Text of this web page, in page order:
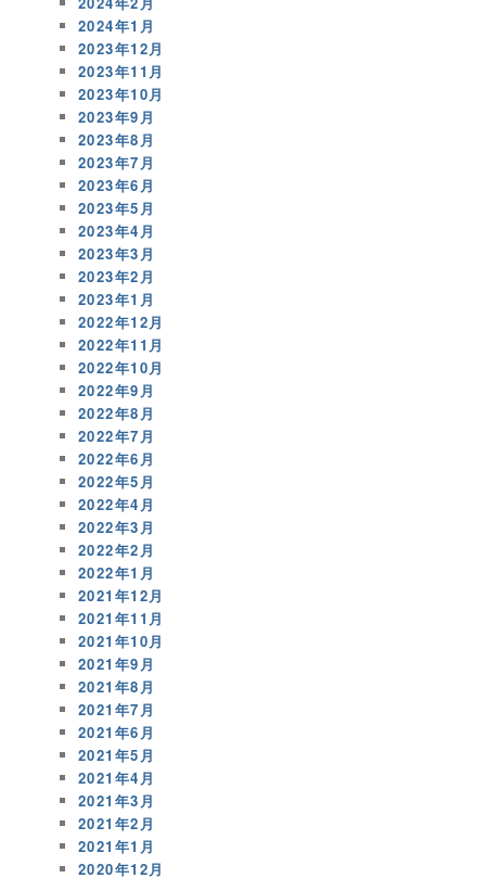
2024年1月
2023年12月
2023年11月
2023年10月
2023年9月
2023年8月
2023年7月
2023年6月
2023年5月
2023年4月
2023年3月
2023年2月
2023年1月
2022年12月
2022年11月
2022年10月
2022年9月
2022年8月
2022年7月
2022年6月
2022年5月
2022年4月
2022年3月
2022年2月
2022年1月
2021年12月
2021年11月
2021年10月
2021年9月
2021年8月
2021年7月
2021年6月
2021年5月
2021年4月
2021年3月
2021年2月
2021年1月
2020年12月